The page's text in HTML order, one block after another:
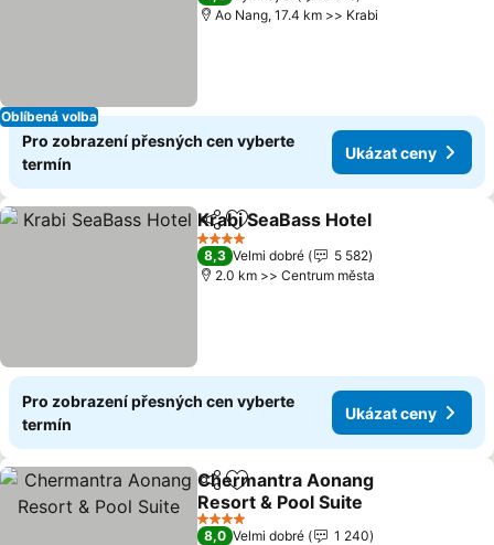
Oblíbená volba
Ao Nang, 17.4 km >> Krabi
Pro zobrazení přesných cen vyberte
termín
Ukázat ceny
SdíletPřidat na seznam oblíbených
Krabi SeaBass Hotel
4 Počet hvězdiček
8,3 Velmi dobré
5 582
2.0 km >> Centrum města
Pro zobrazení přesných cen vyberte
termín
Ukázat ceny
SdíletPřidat na seznam oblíbených
Chermantra Aonang
Resort & Pool Suite
4 Počet hvězdiček
8,0 Velmi dobré
1 240